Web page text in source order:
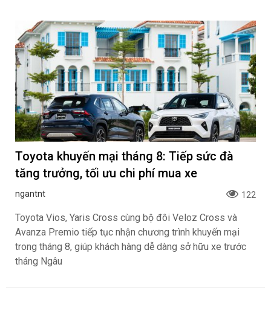
Toyota khuyến mại tháng 8: Tiếp sức đà
tăng trưởng, tối ưu chi phí mua xe
ngantnt 122
Toyota Vios, Yaris Cross cùng bộ đôi Veloz Cross và
Avanza Premio tiếp tục nhận chương trình khuyến mại
trong tháng 8, giúp khách hàng dễ dàng sở hữu xe trước
tháng Ngâu